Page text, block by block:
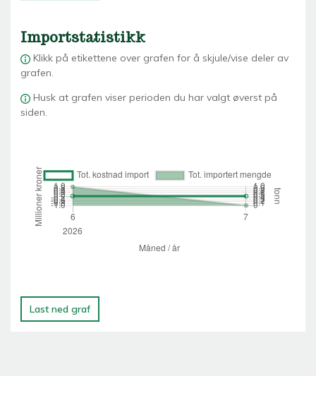
Importstatistikk
Klikk på etikettene over grafen for å skjule/vise deler av
grafen.
Husk at grafen viser perioden du har valgt øverst på
siden.
Last ned graf